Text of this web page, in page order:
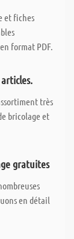
et fiches
format PDF.
très
bricolage et
gratuites
en détail